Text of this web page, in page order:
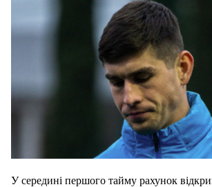
У середині першого тайму рахунок